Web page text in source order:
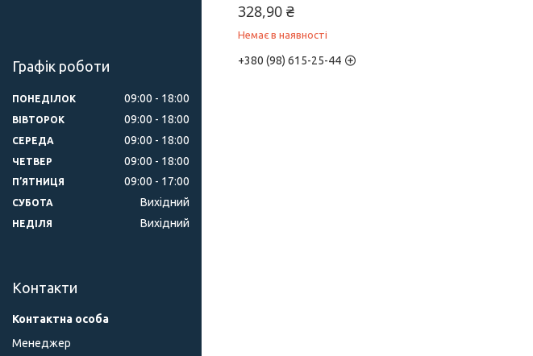
328,90 ₴
Немає в наявності
+380 (98) 615-25-44
Графік роботи
ПОНЕДІЛОК 09:00 18:00
ВІВТОРОК 09:00 18:00
СЕРЕДА 09:00 18:00
ЧЕТВЕР 09:00 18:00
ПʼЯТНИЦЯ 09:00 17:00
СУБОТА Вихідний
НЕДІЛЯ Вихідний
Контакти
Менеджер